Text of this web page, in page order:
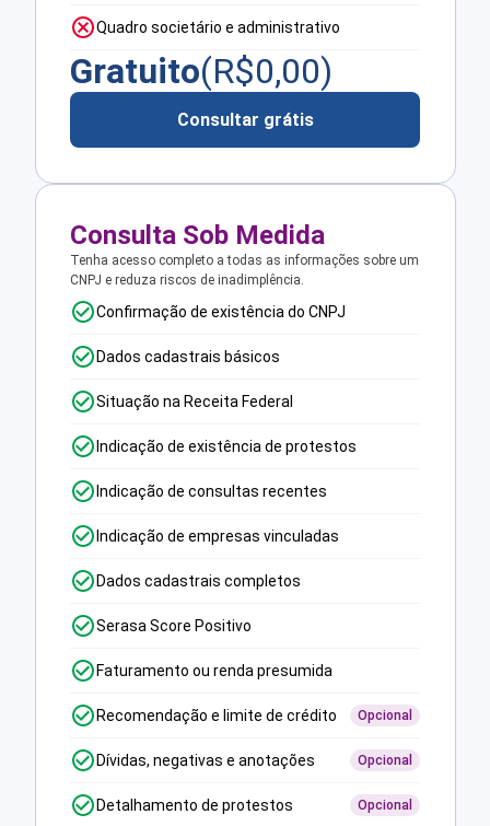
Quadro societário e administrativo
Gratuito(R$0,00)
Consultar grátis
Consulta Sob Medida
Tenha acesso completo a todas as informações sobre um
CNPJ e reduza riscos de inadimplência.
Confirmação de existência do CNPJ
Dados cadastrais básicos
Situação na Receita Federal
Indicação de existência de protestos
Indicação de consultas recentes
Indicação de empresas vinculadas
Dados cadastrais completos
Serasa Score Positivo
Faturamento ou renda presumida
Recomendação e limite de crédito Opcional
Dívidas, negativas e anotações Opcional
Detalhamento de protestos Opcional